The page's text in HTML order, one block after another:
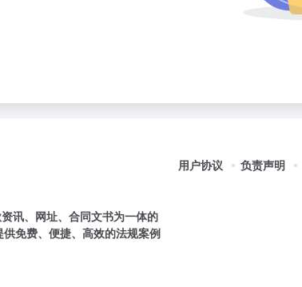
讯、网址、合同文书为一体的
免费、便捷、高效的法规案例
用户协议 负责声明